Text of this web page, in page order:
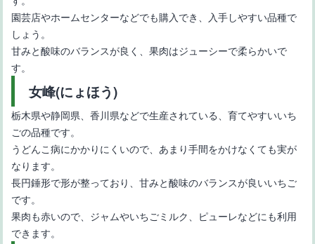
園芸店やホームセンターなどでも購入でき、入手しやすい品種で
しょう。
甘みと酸味のバランスが良く、果肉はジューシーで柔らかいで
す。
女峰(にょほう)
栃木県や静岡県、香川県などで生産されている、育てやすいいち
ごの品種です。
うどんこ病にかかりにくいので、あまり手間をかけなくても実が
なります。
長円錘形で形が整っており、甘みと酸味のバランスが良いいちご
です。
果肉も赤いので、ジャムやいちごミルク、ピューレなどにも利用
できます。